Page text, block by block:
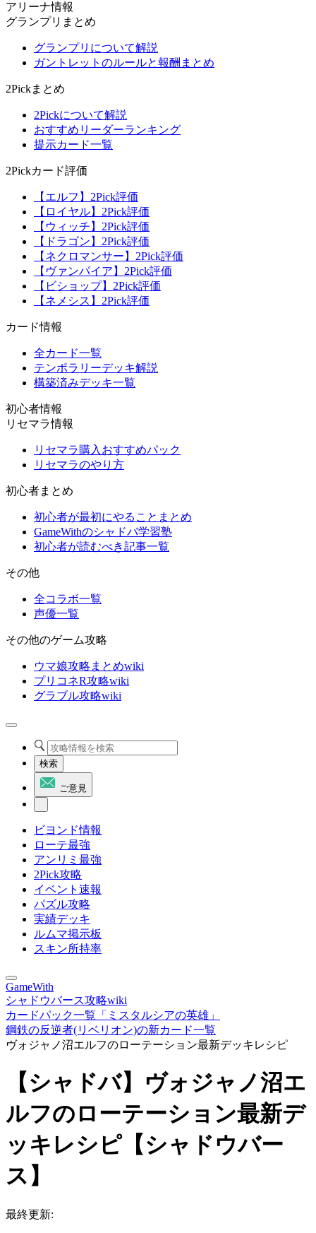
アリーナ情報
グランプリまとめ
グランプリについて解説
ガントレットのルールと報酬まとめ
2Pickまとめ
2Pickについて解説
おすすめリーダーランキング
提示カード一覧
2Pickカード評価
【エルフ】2Pick評価
【ロイヤル】2Pick評価
【ウィッチ】2Pick評価
【ドラゴン】2Pick評価
【ネクロマンサー】2Pick評価
【ヴァンパイア】2Pick評価
【ビショップ】2Pick評価
【ネメシス】2Pick評価
カード情報
全カード一覧
テンポラリーデッキ解説
構築済みデッキ一覧
初心者情報
リセマラ情報
リセマラ購入おすすめパック
リセマラのやり方
初心者まとめ
初心者が最初にやることまとめ
GameWithのシャドバ学習塾
初心者が読むべき記事一覧
その他
全コラボ一覧
声優一覧
その他のゲーム攻略
ウマ娘攻略まとめwiki
プリコネR攻略wiki
グラブル攻略wiki
検索
ご意見
ビヨンド情報
ローテ最強
アンリミ最強
2Pick攻略
イベント速報
パズル攻略
実績デッキ
ルムマ掲示板
スキン所持率
GameWith
シャドウバース攻略wiki
カードパック一覧「ミスタルシアの英雄」
鋼鉄の反逆者(リベリオン)の新カード一覧
ヴォジャノ沼エルフのローテーション最新デッキレシピ
【シャドバ】ヴォジャノ沼エ
ルフのローテーション最新デ
ッキレシピ【シャドウバー
ス】
最終更新: